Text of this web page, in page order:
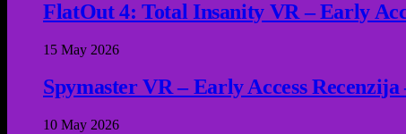
FlatOut 4: Total Insanity VR – Early
15 May 2026
Spymaster VR – Early Access
10 May 2026